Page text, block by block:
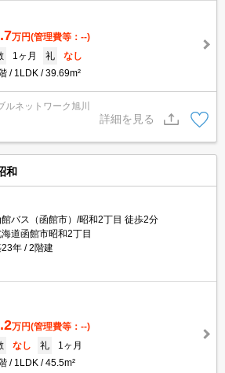
万円(管理費等：--)
1ヶ月 礼
なし
1LDK 39.69m²
ネットワーク旭川
詳細を見る
和
バス（函館市）/昭和2丁目 徒歩2分
道函館市昭和2丁目
23年
2階建
万円(管理費等：--)
なし 礼
1ヶ月
1LDK 45.5m²